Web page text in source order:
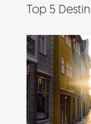
Top 5